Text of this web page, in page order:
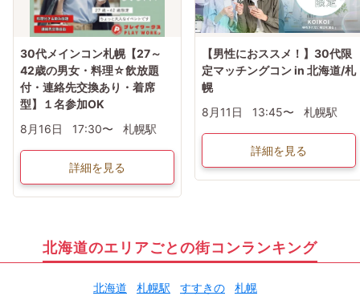
30代メインコン札幌【27～
42歳の男女・料理☆飲放題
付・連絡先交換あり・着席
型】１名参加OK
8月16日
17:30〜 札幌駅
詳細を見る
【男性におススメ！】30代限
定マッチングコン in 北海道/札
幌
8月11日
13:45〜 札幌駅
詳細を見る
北海道のエリアごとの街コンランキング
北海道 札幌駅 すすきの 札幌